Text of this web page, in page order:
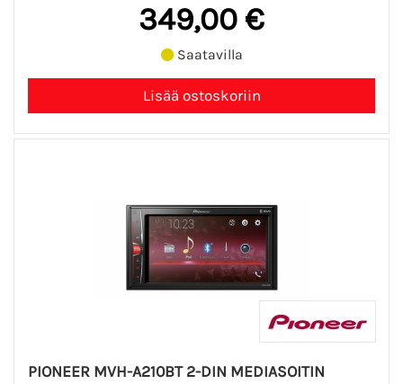
349,00 €
Saatavilla
PIONEER MVH-A210BT 2-DIN MEDIASOITIN